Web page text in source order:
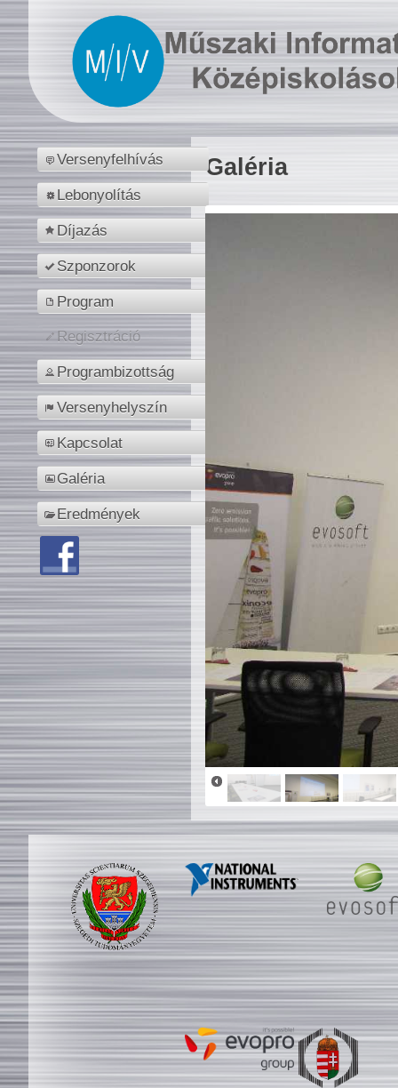
Versenyfelhívás
Lebonyolítás
Díjazás
Szponzorok
Program
Regisztráció
Programbizottság
Versenyhelyszín
Kapcsolat
Galéria
Eredmények
Galéria